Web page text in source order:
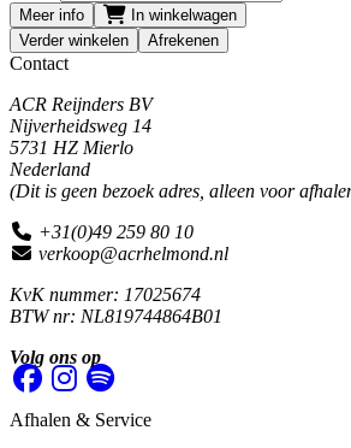
Meer info
In winkelwagen
Verder winkelen
Afrekenen
Contact
ACR Reijnders BV
Nijverheidsweg 14
5731 HZ Mierlo
Nederland
(Dit is geen bezoek adres, alleen voor
+31(0)49 259 80 10
verkoop@acrhelmond.nl
KvK nummer: 17025674
BTW nr: NL819744864B01
Volg ons op
Afhalen & Service